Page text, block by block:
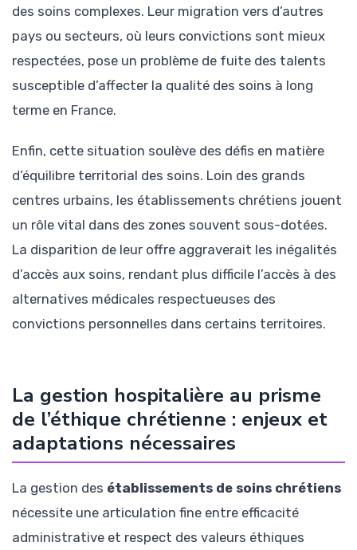
des soins complexes. Leur migration vers d’autres
pays ou secteurs, où leurs convictions sont mieux
respectées, pose un problème de fuite des talents
susceptible d’affecter la qualité des soins à long
terme en France.
Enfin, cette situation soulève des défis en matière
d’équilibre territorial des soins. Loin des grands
centres urbains, les établissements chrétiens jouent
un rôle vital dans des zones souvent sous-dotées.
La disparition de leur offre aggraverait les inégalités
d’accès aux soins, rendant plus difficile l’accès à des
alternatives médicales respectueuses des
convictions personnelles dans certains territoires.
La gestion hospitalière au prisme
de l’éthique chrétienne : enjeux et
adaptations nécessaires
La gestion des établissements de soins chrétiens
nécessite une articulation fine entre efficacité
administrative et respect des valeurs éthiques